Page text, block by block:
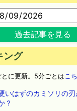
過去記事を見る
ング
に更新。5分ごとは こ
いはずのカミソリの
？